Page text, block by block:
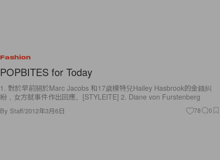
Fashion
POPBITES for Today
1. 對於早前關於Marc Jacobs 和17歲模特兒Hailey Hasbrook的金錢糾
紛，女方就事件作出回應。[STYLEITE] 2. Diane von Furstenberg
By Staff/2012年3月6日 78 0